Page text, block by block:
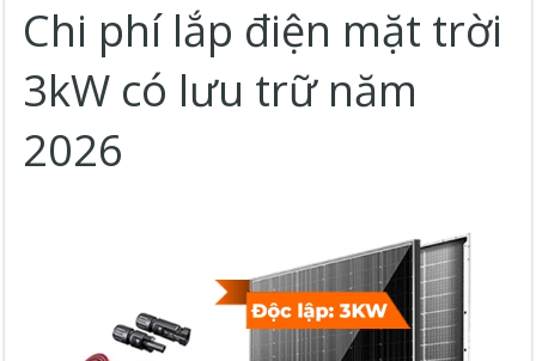
Chi phí lắp điện mặt trời
3kW có lưu trữ năm
2026